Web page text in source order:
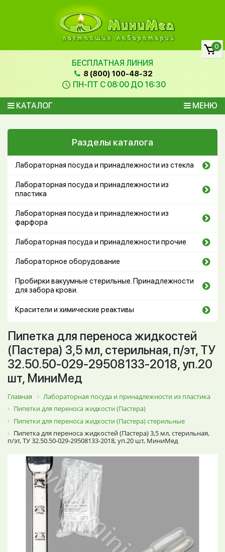
БЕСПЛАТНАЯ ЛИНИЯ
8 (800) 100-48-32
ПН-ПТ С 08:00 ДО 16:30
КАТАЛОГ МЕНЮ
0
Разделы каталога
Лабораторная посуда и принадлежности из стекла
Лабораторная посуда и принадлежности из
пластика
Лабораторная посуда и принадлежности из
фарфора
Лабораторная посуда и принадлежности прочие
Лабораторное оборудование
Пробирки вакуумные стерильные. Принадлежности
для забора крови.
Красители и химические реактивы
Пипетка для переноса жидкостей
(Пастера) 3,5 мл, стерильная, п/эт, ТУ
32.50.50-029-29508133-2018, уп.20
шт, МиниМед
Главная
Лабораторная посуда и принадлежности из пластика
Пипетки для переноса жидкости (Пастера)
Пипетки для переноса жидкости (Пастера) стерильные
Пипетка для переноса жидкостей (Пастера) 3,5 мл, стерильная,
п/эт, ТУ 32.50.50-029-29508133-2018, уп.20 шт, МиниМед